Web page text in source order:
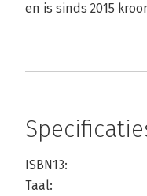
en is sinds 2015
ISBN13:
Taal: